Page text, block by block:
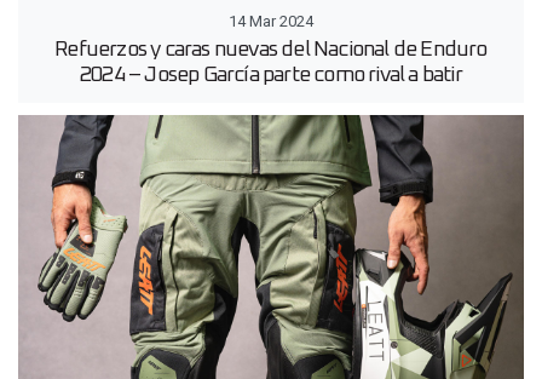
14 Mar 2024
Refuerzos y caras nuevas del Nacional de Enduro
2024 – Josep García parte como rival a batir